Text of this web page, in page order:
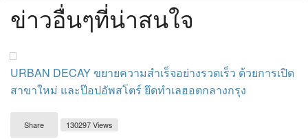
ข่าวอื่นๆที่น่าสนใจ
URBAN DECAY ขยายความสำเร็จอย่างรวดเร็ว ด้วยการเปิด
สาขาใหม่ และป๊อปอัพสโตร์ ยึดทำเลฮอตกลางกรุง
Share 130297 Views